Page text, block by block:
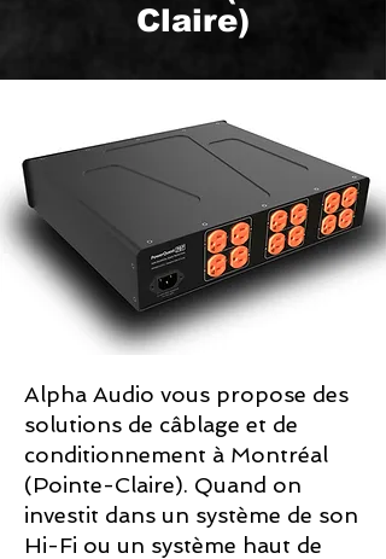
Claire)
Alpha Audio vous propose des
solutions de câblage et de
conditionnement à Montréal
(Pointe-Claire). Quand on
investit dans un système de son
Hi-Fi ou un système haut de